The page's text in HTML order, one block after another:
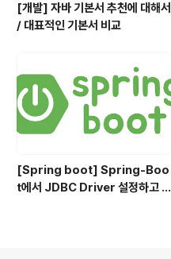
[개발] 자바 기본서 추천에 대해서
/ 대표적인 기본서 비교
[Spring boot] Spring-Boo
t에서 JDBC Driver 설정하고 사